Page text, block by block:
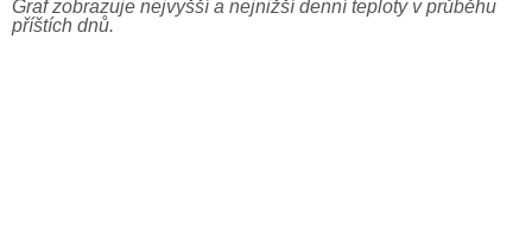
Graf zobrazuje nejvyšší a nejnižší denní teploty v průběhu
příštích dnů.